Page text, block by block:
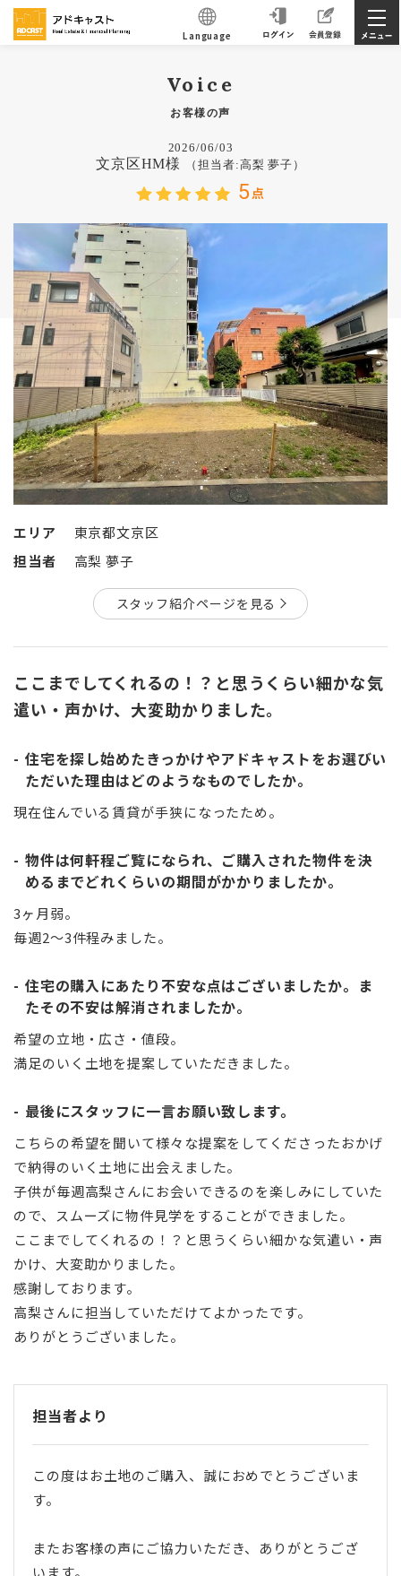
Language
Voice
お客様の声
2026/06/03
文京区HM様 （担当者:高梨 夢子）
5点
エリア
東京都文京区
担当者
高梨 夢子
スタッフ紹介ページを見る
ここまでしてくれるの！？と思うくらい細かな気
遣い・声かけ、大変助かりました。
住宅を探し始めたきっかけやアドキャストをお選びい
ただいた理由はどのようなものでしたか。
現在住んでいる賃貸が手狭になったため。
物件は何軒程ご覧になられ、ご購入された物件を決
めるまでどれくらいの期間がかかりましたか。
3ヶ月弱。
毎週2〜3件程みました。
住宅の購入にあたり不安な点はございましたか。ま
たその不安は解消されましたか。
希望の立地・広さ・値段。
満足のいく土地を提案していただきました。
最後にスタッフに一言お願い致します。
こちらの希望を聞いて様々な提案をしてくださったおかげ
で納得のいく土地に出会えました。
子供が毎週高梨さんにお会いできるのを楽しみにしていた
ので、スムーズに物件見学をすることができました。
ここまでしてくれるの！？と思うくらい細かな気遣い・声
かけ、大変助かりました。
感謝しております。
高梨さんに担当していただけてよかったです。
ありがとうございました。
担当者より
この度はお土地のご購入、誠におめでとうございま
す。
またお客様の声にご協力いただき、ありがとうござ
います。